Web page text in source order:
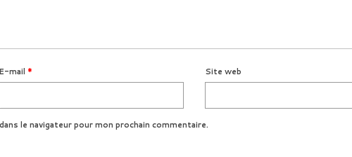
E-mail * Site web
le navigateur pour mon prochain commentaire.